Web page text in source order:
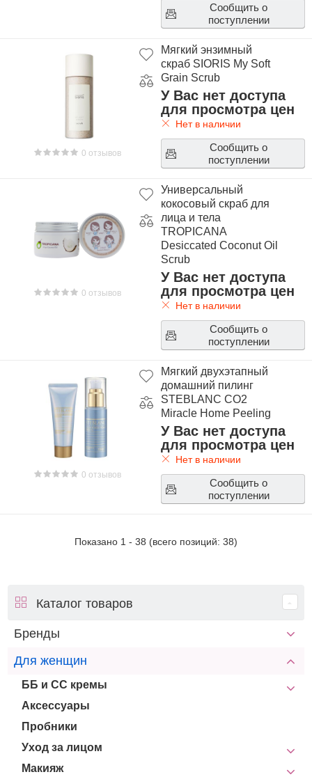
Сообщить о
поступлении
0 отзывов
Мягкий энзимный
скраб SIORIS My Soft
Grain Scrub
У Вас нет доступа
для просмотра цен
Нет в наличии
Сообщить о
поступлении
0 отзывов
Универсальный
кокосовый скраб для
лица и тела
TROPICANA
Desiccated Coconut Oil
Scrub
У Вас нет доступа
для просмотра цен
Нет в наличии
Сообщить о
поступлении
0 отзывов
Мягкий двухэтапный
домашний пилинг
STEBLANC CO2
Miracle Home Peeling
У Вас нет доступа
для просмотра цен
Нет в наличии
Сообщить о
поступлении
Показано 1 - 38 (всего позиций: 38)
Каталог товаров
Бренды
Для женщин
ББ и СС кремы
Аксессуары
Пробники
Уход за лицом
Макияж